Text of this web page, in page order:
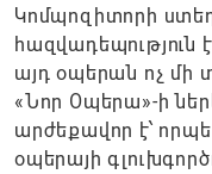
Կոմպոզիտորի
հազվադեպություն
այդ օպերան ոչ մի
«Նոր Օպերա»-ի
արժեքավոր է՝
օպերայի